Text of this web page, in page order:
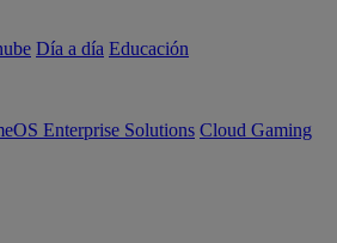
Día a día Educación
Enterprise Solutions Cloud Gaming